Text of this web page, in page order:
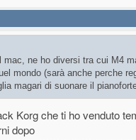
ne ho diversi tra cui M4
mondo (sarà anche perche
magari di suonare il
Korg che ti ho venduto
dopo